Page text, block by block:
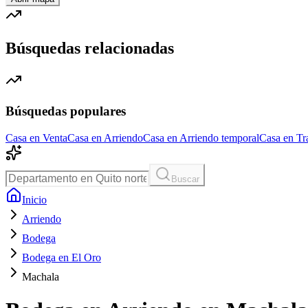
Búsquedas relacionadas
Búsquedas populares
Casa en VentaCasa en ArriendoCasa en Arriendo temporalCasa en
Buscar
Inicio
Arriendo
Bodega
Bodega en El Oro
Machala